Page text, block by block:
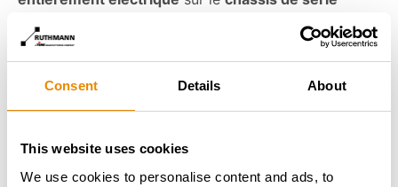
Consent Details About
This website uses cookies
We use cookies to personalise content and ads, to
unique en son genre utilise la batterie de l’IVECO
eDaily à la fois pour la traction et pour l’entraînement
du STEIGER®. Avec un fonctionnement silencieux et
sans émission de gaz, il offre une hauteur de travail
prédécesseur, le STEIGER® Ampero TBR 250 E.